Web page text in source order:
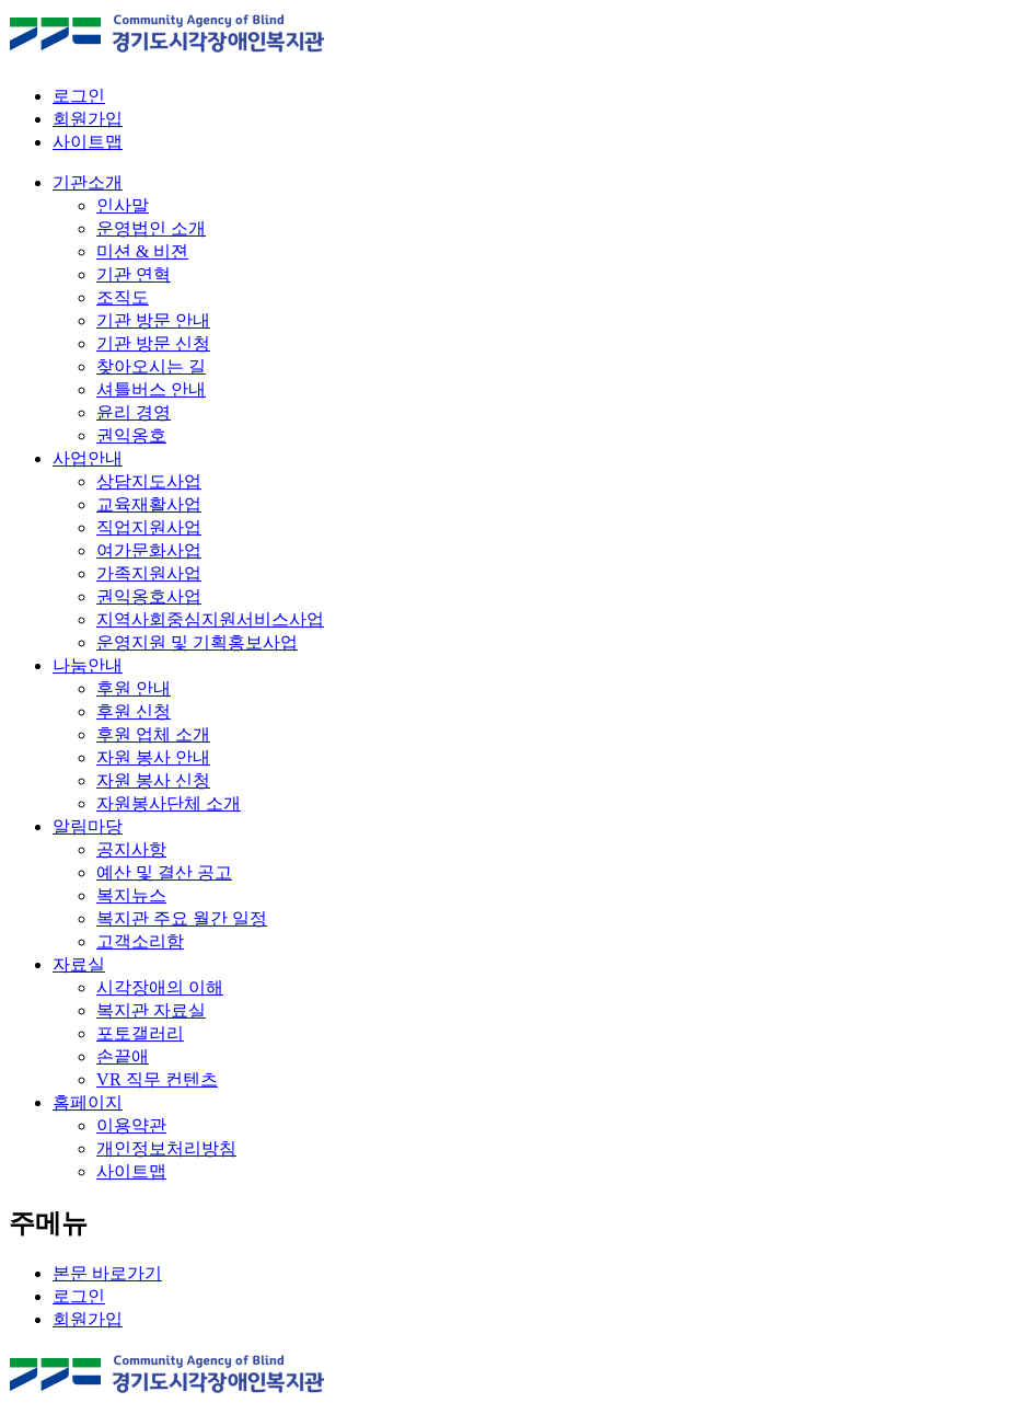
로그인
회원가입
사이트맵
기관소개
인사말
운영법인 소개
미션 & 비젼
기관 연혁
조직도
기관 방문 안내
기관 방문 신청
찾아오시는 길
셔틀버스 안내
윤리 경영
권익옹호
사업안내
상담지도사업
교육재활사업
직업지원사업
여가문화사업
가족지원사업
권익옹호사업
지역사회중심지원서비스사업
운영지원 및 기획홍보사업
나눔안내
후원 안내
후원 신청
후원 업체 소개
자원 봉사 안내
자원 봉사 신청
자원봉사단체 소개
알림마당
공지사항
예산 및 결산 공고
복지뉴스
복지관 주요 월간 일정
고객소리함
자료실
시각장애의 이해
복지관 자료실
포토갤러리
손끝애
VR 직무 컨텐츠
홈페이지
이용약관
개인정보처리방침
사이트맵
주메뉴
본문 바로가기
로그인
회원가입